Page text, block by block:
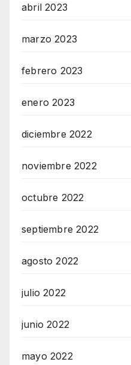
abril 2023
marzo 2023
febrero 2023
enero 2023
diciembre 2022
noviembre 2022
octubre 2022
septiembre 2022
agosto 2022
julio 2022
junio 2022
mayo 2022